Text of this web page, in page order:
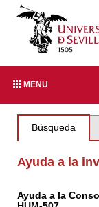
MENU
Búsqueda
Ayuda a la
Ayuda a la